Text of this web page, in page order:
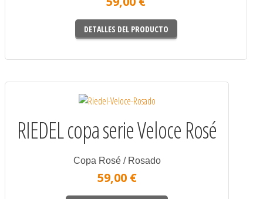
DETALLES DEL PRODUCTO
RIEDEL copa serie Veloce Rosé
Copa Rosé / Rosado
59,00 €